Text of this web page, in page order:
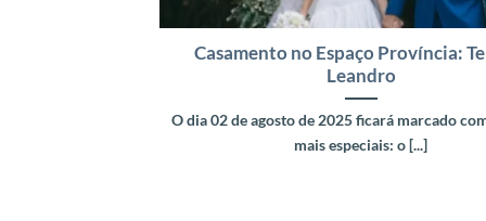
Casamento no Espaço Província:
Leandro
O dia 02 de agosto de 2025 ficará marcado
mais especiais: o [...]